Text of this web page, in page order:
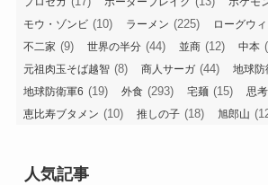
モウ・ゾンビ (10) ラーメン (225) ローグウ
不二家 (9) 世界の半分 (44) 並商 (12) 中本
元祖肉玉そば越智 (8) 商人サーガ (44) 地球防
地球防衛軍6 (19) 外食 (293) 宅麺 (15) 思
恵比寿ブタメン (10) 推しの子 (18) 旭郎山
人気記事